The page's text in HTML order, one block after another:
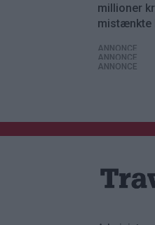
millioner
mistænkte
ANNONCE
ANNONCE
ANNONCE